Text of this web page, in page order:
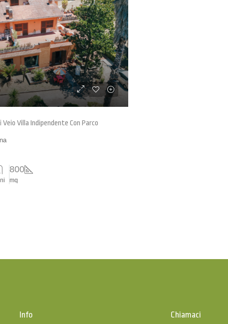
Veio Villa Indipendente Con Parco
800
mq
Info Chiamaci